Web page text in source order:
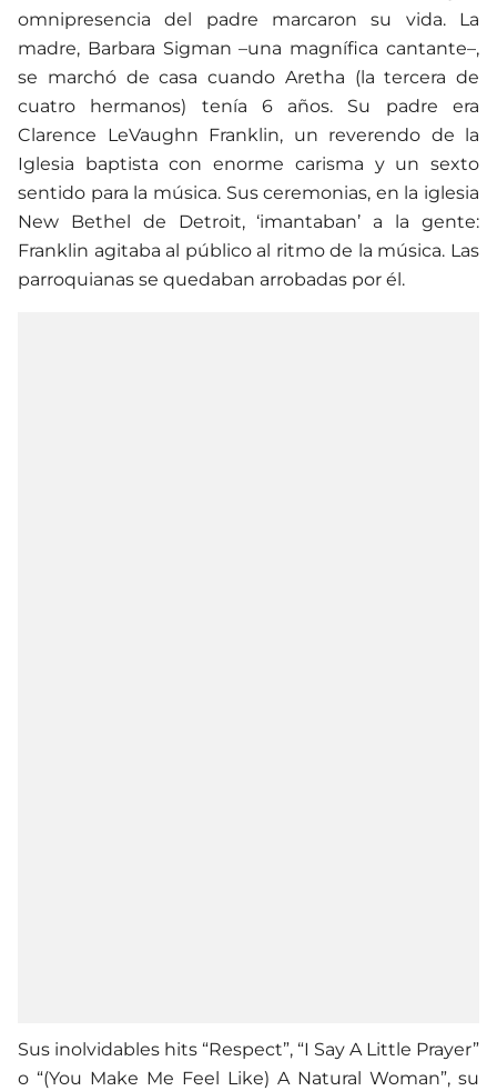
omnipresencia del padre marcaron su vida. La
madre, Barbara Sigman –una magnífica cantante–,
se marchó de casa cuando Aretha (la tercera de
cuatro hermanos) tenía 6 años. Su padre era
Clarence LeVaughn Franklin, un reverendo de la
Iglesia baptista con enorme carisma y un sexto
sentido para la música. Sus ceremonias, en la iglesia
New Bethel de Detroit, ‘imantaban’ a la gente:
Franklin agitaba al público al ritmo de la música. Las
parroquianas se quedaban arrobadas por él.
Sus inolvidables hits “Respect”, “I Say A Little Prayer”
o “(You Make Me Feel Like) A Natural Woman”, su